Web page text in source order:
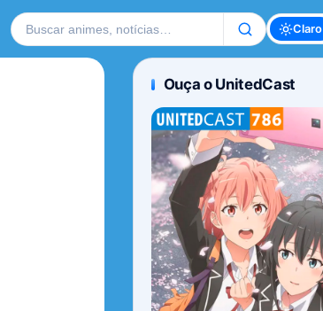
Buscar no site Claro
Ouça o UnitedCast